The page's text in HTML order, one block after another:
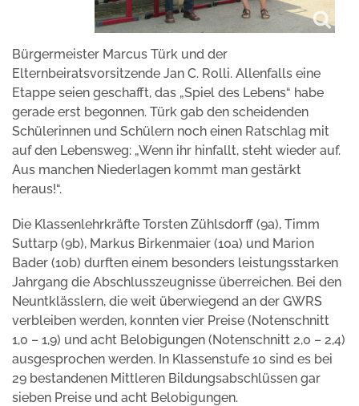
Bürgermeister Marcus Türk und der
Elternbeiratsvorsitzende Jan C. Rolli. Allenfalls eine
Etappe seien geschafft, das „Spiel des Lebens“ habe
gerade erst begonnen. Türk gab den scheidenden
Schülerinnen und Schülern noch einen Ratschlag mit
auf den Lebensweg: „Wenn ihr hinfallt, steht wieder auf.
Aus manchen Niederlagen kommt man gestärkt
heraus!“.
Die Klassenlehrkräfte Torsten Zühlsdorff (9a), Timm
Suttarp (9b), Markus Birkenmaier (10a) und Marion
Bader (10b) durften einem besonders leistungsstarken
Jahrgang die Abschlusszeugnisse überreichen. Bei den
Neuntklässlern, die weit überwiegend an der GWRS
verbleiben werden, konnten vier Preise (Notenschnitt
1,0 – 1,9) und acht Belobigungen (Notenschnitt 2,0 – 2,4)
ausgesprochen werden. In Klassenstufe 10 sind es bei
29 bestandenen Mittleren Bildungsabschlüssen gar
sieben Preise und acht Belobigungen.